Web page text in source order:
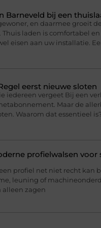
Barneveld bij een
en daarmee groeit
laden is comfortabel
eisen aan uw installatie.
eerst nieuwe sloten
iedereen vergeet Bij een
Maar de
Waarom dat essentieel
profielwalsen voor
profiel net niet recht kan
leuning of
alleen zagen